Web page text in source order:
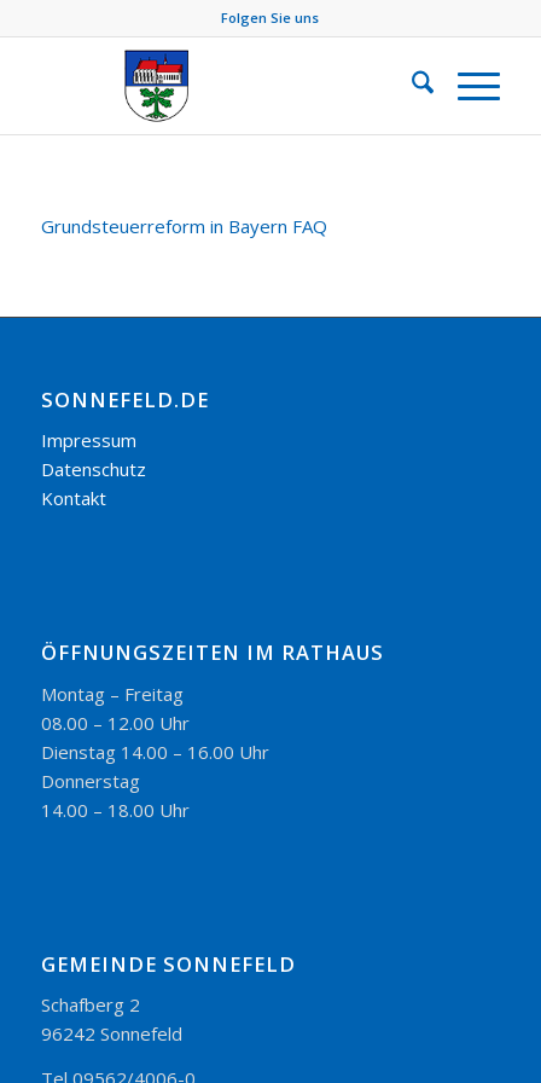
Folgen Sie uns
Grundsteuerreform in Bayern FAQ
SONNEFELD.DE
Impressum
Datenschutz
Kontakt
ÖFFNUNGSZEITEN IM RATHAUS
Montag – Freitag
08.00 – 12.00 Uhr
Dienstag 14.00 – 16.00 Uhr
Donnerstag
14.00 – 18.00 Uhr
GEMEINDE SONNEFELD
Schafberg 2
96242 Sonnefeld